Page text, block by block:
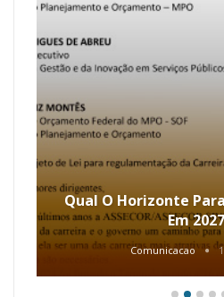
Qual O Horizonte
Em
Comunicacao